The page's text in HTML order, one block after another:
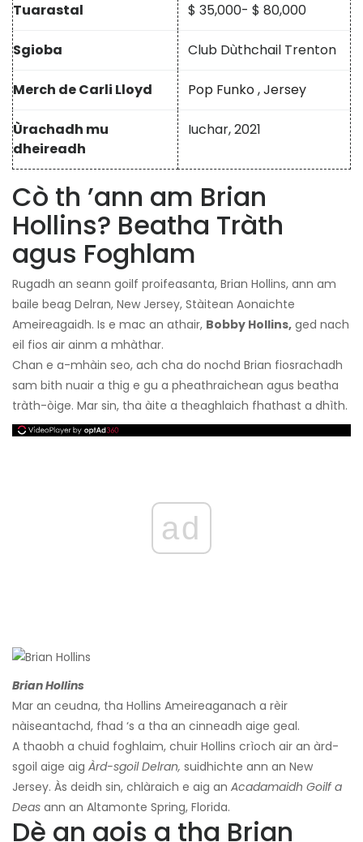
Tuarastal $ 35,000- $ 80,000
Sgioba Club Dùthchail Trenton
Merch de Carli Lloyd Pop Funko,Jersey
Ùrachadh mu
dheireadh
Iuchar, 2021
Cò th ’ann am Brian
Hollins? Beatha Tràth
agus Foghlam
Rugadh an seann goilf proifeasanta, Brian Hollins, ann am
baile beag Delran, New Jersey, Stàitean Aonaichte
Ameireagaidh. Is e mac an athair, Bobby Hollins, ged nach
eil fios air ainm a mhàthar.
Chan e a-mhàin seo, ach cha do nochd Brian fiosrachadh
sam bith nuair a thig e gu a pheathraichean agus beatha
tràth-òige. Mar sin, tha àite a theaghlaich fhathast a dhìth.
ad
Brian Hollins
Mar an ceudna, tha Hollins Ameireaganach a rèir
nàiseantachd, fhad ‘s a tha an cinneadh aige geal.
A thaobh a chuid foghlaim, chuir Hollins crìoch air an àrd-
sgoil aige aig Àrd-sgoil Delran, suidhichte ann an New
Jersey. Às deidh sin, chlàraich e aig an Acadamaidh Goilf a
Deas ann an Altamonte Spring, Florida.
Dè an aois a tha Brian